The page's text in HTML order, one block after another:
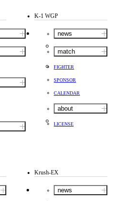
K-1 WGP
news
match
FIGHTER
SPONSOR
CALENDAR
about
LICENSE
Krush-EX
news